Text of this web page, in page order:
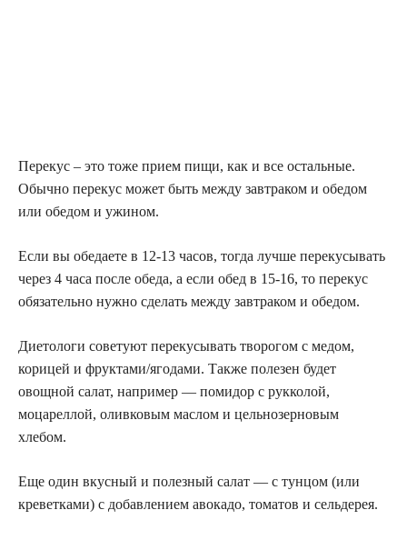
Перекус – это тоже прием пищи, как и все остальные.
Обычно перекус может быть между завтраком и обедом
или обедом и ужином.
Если вы обедаете в 12-13 часов, тогда лучше перекусывать
через 4 часа после обеда, а если обед в 15-16, то перекус
обязательно нужно сделать между завтраком и обедом.
Диетологи советуют перекусывать творогом с медом,
корицей и фруктами/ягодами. Также полезен будет
овощной салат, например — помидор с рукколой,
моцареллой, оливковым маслом и цельнозерновым
хлебом.
Еще один вкусный и полезный салат — с тунцом (или
креветками) с добавлением авокадо, томатов и сельдерея.